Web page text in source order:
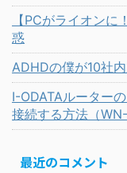
【PCがライオン
惑
ADHDの僕が10社
I-ODATAルーター
接続する方法（
最近のコメント